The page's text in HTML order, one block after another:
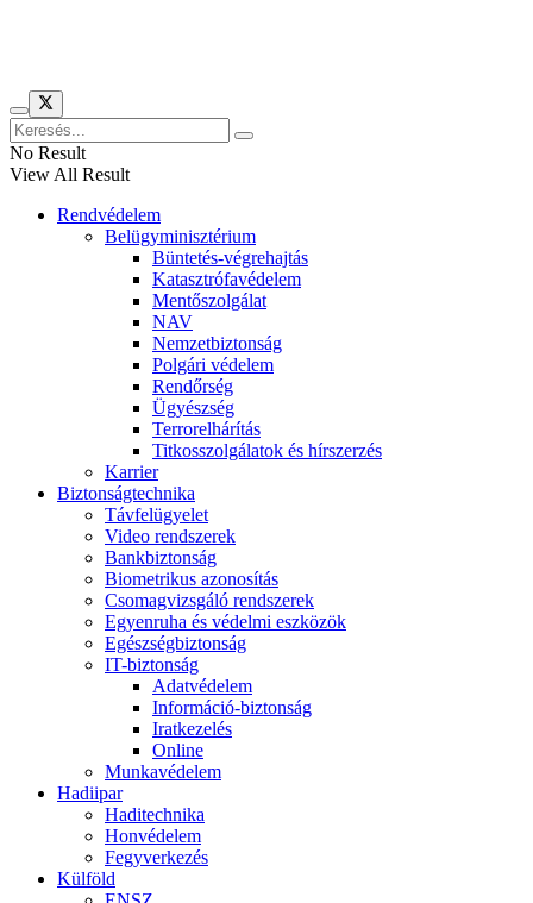
No Result
View All Result
Rendvédelem
Belügyminisztérium
Büntetés-végrehajtás
Katasztrófavédelem
Mentőszolgálat
NAV
Nemzetbiztonság
Polgári védelem
Rendőrség
Ügyészség
Terrorelhárítás
Titkosszolgálatok és hírszerzés
Karrier
Biztonságtechnika
Távfelügyelet
Video rendszerek
Bankbiztonság
Biometrikus azonosítás
Csomagvizsgáló rendszerek
Egyenruha és védelmi eszközök
Egészségbiztonság
IT-biztonság
Adatvédelem
Információ-biztonság
Iratkezelés
Online
Munkavédelem
Hadiipar
Haditechnika
Honvédelem
Fegyverkezés
Külföld